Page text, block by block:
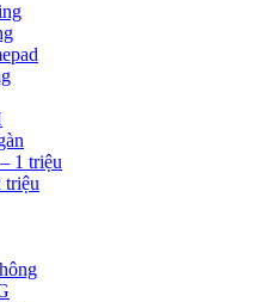
1 triệu
triệu